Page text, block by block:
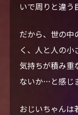
いで周りと違う
だから、世の中
く、人と人の小
気持ちが積み重
ないか…と感じ
おじいちゃんは